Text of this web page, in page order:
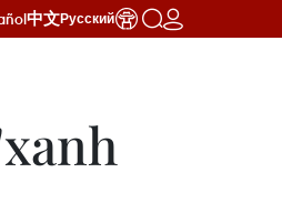
中文Русский